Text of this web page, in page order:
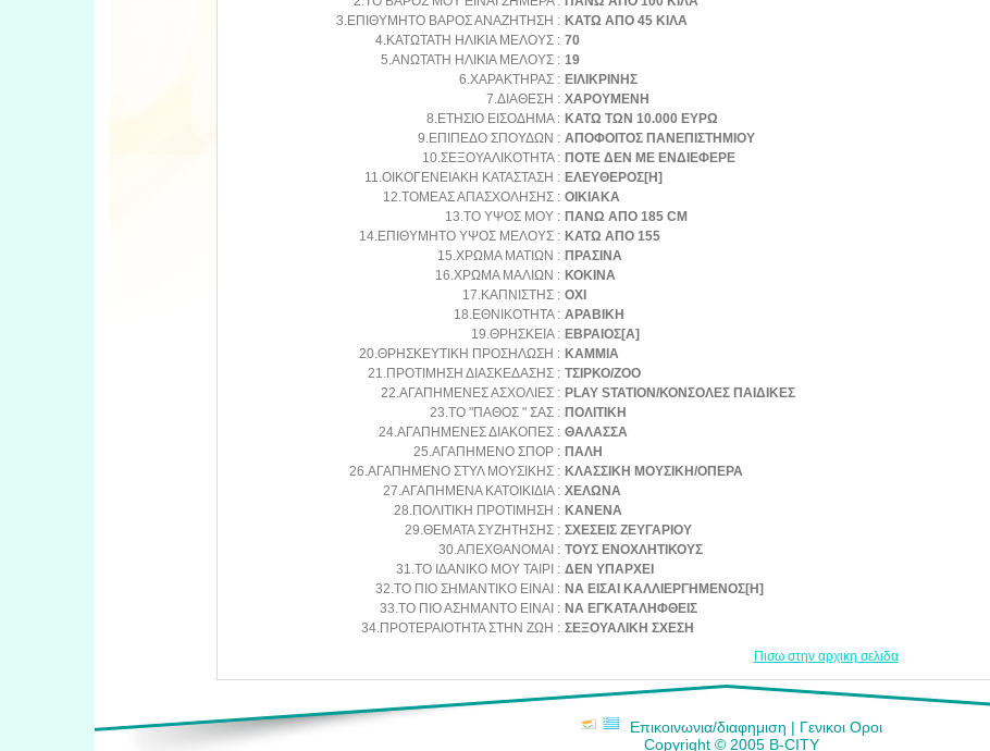
3.ΕΠΙΘΥΜΗΤΟ ΒΑΡΟΣ ΑΝΑΖΗΤΗΣΗ : ΚΑΤΩ ΑΠΟ 45 ΚΙΛΑ
4.ΚΑΤΩΤΑΤΗ ΗΛΙΚΙΑ ΜΕΛΟΥΣ : 70
5.ΑΝΩΤΑΤΗ ΗΛΙΚΙΑ ΜΕΛΟΥΣ : 19
6.ΧΑΡΑΚΤΗΡΑΣ : ΕΙΛΙΚΡΙΝΗΣ
7.ΔΙΑΘΕΣΗ : ΧΑΡΟΥΜΕΝΗ
8.ΕΤΗΣΙΟ ΕΙΣΟΔΗΜΑ : ΚΑΤΩ ΤΩΝ 10.000 ΕΥΡΩ
9.ΕΠΙΠΕΔΟ ΣΠΟΥΔΩΝ : ΑΠΟΦΟΙΤΟΣ ΠΑΝΕΠΙΣΤΗΜΙΟΥ
10.ΣΕΞΟΥΑΛΙΚΟΤΗΤΑ : ΠΟΤΕ ΔΕΝ ΜΕ ΕΝΔΙΕΦΕΡΕ
11.ΟΙΚΟΓΕΝΕΙΑΚΗ ΚΑΤΑΣΤΑΣΗ : ΕΛΕΥΘΕΡΟΣ[Η]
12.ΤΟΜΕΑΣ ΑΠΑΣΧΟΛΗΣΗΣ : ΟΙΚΙΑΚΑ
13.ΤΟ ΥΨΟΣ ΜΟΥ : ΠΑΝΩ ΑΠΟ 185 CM
14.ΕΠΙΘΥΜΗΤΟ ΥΨΟΣ ΜΕΛΟΥΣ : ΚΑΤΩ ΑΠΟ 155
15.ΧΡΩΜΑ ΜΑΤΙΩΝ : ΠΡΑΣΙΝΑ
16.ΧΡΩΜΑ ΜΑΛΙΩΝ : ΚΟΚΙΝΑ
17.ΚΑΠΝΙΣΤΗΣ : ΟΧΙ
18.ΕΘΝΙΚΟΤΗΤΑ : ΑΡΑΒΙΚΗ
19.ΘΡΗΣΚΕΙΑ : ΕΒΡΑΙΟΣ[Α]
20.ΘΡΗΣΚΕΥΤΙΚΗ ΠΡΟΣΗΛΩΣΗ : ΚΑΜΜΙΑ
21.ΠΡΟΤΙΜΗΣΗ ΔΙΑΣΚΕΔΑΣΗΣ : ΤΣΙΡΚΟ/ΖΟΟ
22.ΑΓΑΠΗΜΕΝΕΣ ΑΣΧΟΛΙΕΣ : PLAY STATION/ΚΟΝΣΟΛΕΣ ΠΑΙΔΙΚΕΣ
23.ΤΟ "ΠΑΘΟΣ " ΣΑΣ : ΠΟΛΙΤΙΚΗ
24.ΑΓΑΠΗΜΕΝΕΣ ΔΙΑΚΟΠΕΣ : ΘΑΛΑΣΣΑ
25.ΑΓΑΠΗΜΕΝΟ ΣΠΟΡ : ΠΑΛΗ
26.ΑΓΑΠΗΜΕΝΟ ΣΤΥΛ ΜΟΥΣΙΚΗΣ : ΚΛΑΣΣΙΚΗ ΜΟΥΣΙΚΗ/ΟΠΕΡΑ
27.ΑΓΑΠΗΜΕΝΑ ΚΑΤΟΙΚΙΔΙΑ : ΧΕΛΩΝΑ
28.ΠΟΛΙΤΙΚΗ ΠΡΟΤΙΜΗΣΗ : ΚΑΝΕΝΑ
29.ΘΕΜΑΤΑ ΣΥΖΗΤΗΣΗΣ : ΣΧΕΣΕΙΣ ΖΕΥΓΑΡΙΟΥ
30.ΑΠΕΧΘΑΝΟΜΑΙ : ΤΟΥΣ ΕΝΟΧΛΗΤΙΚΟΥΣ
31.ΤΟ ΙΔΑΝΙΚΟ ΜΟΥ ΤΑΙΡΙ : ΔΕΝ ΥΠΑΡΧΕΙ
32.ΤΟ ΠΙΟ ΣΗΜΑΝΤΙΚΟ ΕΙΝΑΙ : ΝΑ ΕΙΣΑΙ ΚΑΛΛΙΕΡΓΗΜΕΝΟΣ[Η]
33.ΤΟ ΠΙΟ ΑΣΗΜΑΝΤΟ ΕΙΝΑΙ : ΝΑ ΕΓΚΑΤΑΛΗΦΘΕΙΣ
34.ΠΡΟΤΕΡΑΙΟΤΗΤΑ ΣΤΗΝ ΖΩΗ : ΣΕΞΟΥΑΛΙΚΗ ΣΧΕΣΗ
Πισω στην αρχικη σελιδα
Επικοινωνια/διαφημιση | Γενικοι Οροι
Copyright © 2005 B-CITY